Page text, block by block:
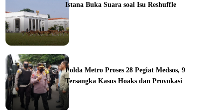
Istana Buka Suara soal Isu Reshuffle
Polda Metro Proses 28 Pegiat Medsos, 9
Tersangka Kasus Hoaks dan Provokasi